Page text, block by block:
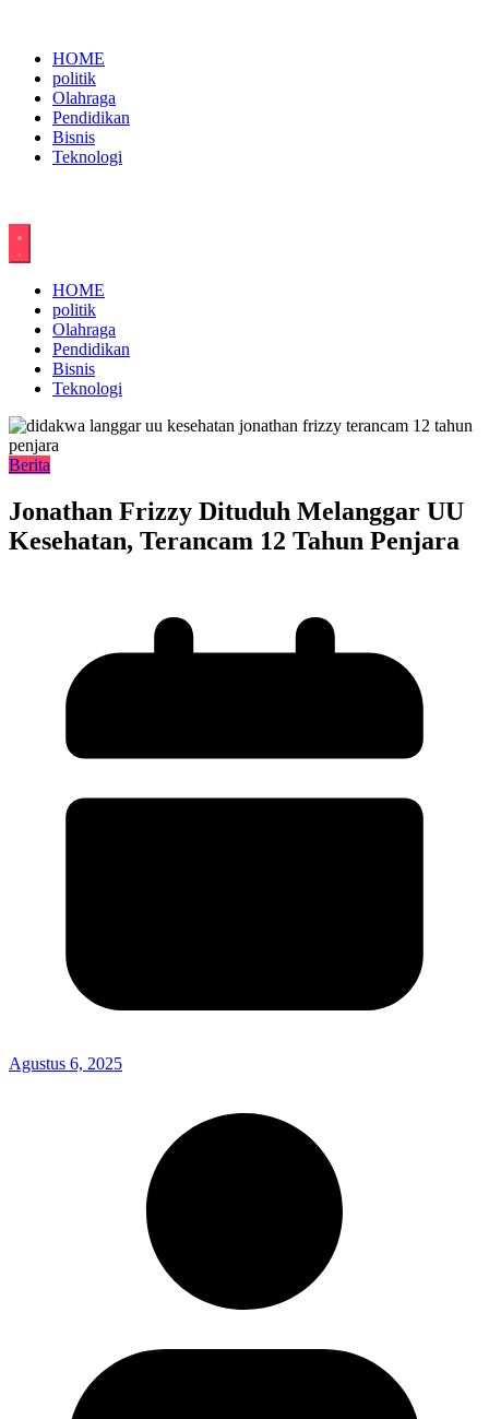
contentHOME
politik
Olahraga
Pendidikan
Bisnis
Teknologi
HOME
politik
Olahraga
Pendidikan
Bisnis
Teknologi
Berita
Jonathan Frizzy Dituduh Melanggar UU
Kesehatan, Terancam 12 Tahun Penjara
Agustus 6, 2025